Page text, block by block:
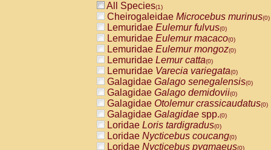
All Species(1)
Cheirogaleidae Microcebus murinus(0)
Lemuridae Eulemur fulvus(0)
Lemuridae Eulemur macaco(0)
Lemuridae Eulemur mongoz(0)
Lemuridae Lemur catta(0)
Lemuridae Varecia variegata(0)
Galagidae Galago senegalensis(0)
Galagidae Galago demidovii(0)
Galagidae Otolemur crassicaudatus(0)
Galagidae Galagidae spp.(0)
Loridae Loris tardigradus(0)
Loridae Nycticebus coucang(0)
Loridae Nycticebus pygmaeus(0)